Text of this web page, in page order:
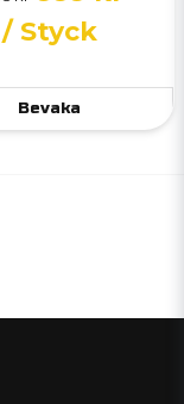
/ Styck
Bevaka